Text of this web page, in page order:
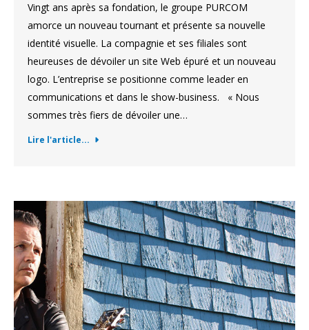
Vingt ans après sa fondation, le groupe PURCOM
amorce un nouveau tournant et présente sa nouvelle
identité visuelle. La compagnie et ses filiales sont
heureuses de dévoiler un site Web épuré et un nouveau
logo. L’entreprise se positionne comme leader en
communications et dans le show-business. « Nous
sommes très fiers de dévoiler une…
Lire l'article...